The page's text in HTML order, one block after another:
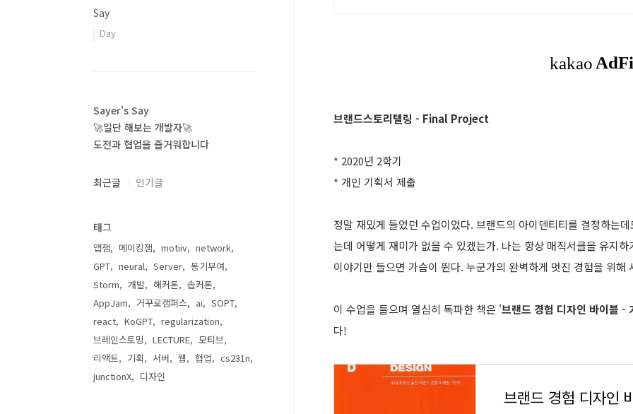
브랜드스토리텔링 - Final Project
* 2020년 2학기
* 개인 기획서 제출
정말 재밌게 들었던 수업이었다. 브랜드의 아이덴티티를 결정하는
는데 어떻게 재미가 없을 수 있겠는가. 나는 항상 매직서클을 유지
이야기만 들으면 가슴이 뛴다. 누군가의 완벽하게 멋진 경험을 위
이 수업을 들으며 열심히 독파한 책은 '브랜드 경험 디자인 바이블 -
다!
브랜드 경험 디자인
Say
Day
Sayer's Say
🚀일단 해보는 개발자🚀
도전과 협업을 즐거워합니다
최근글 인기글
태그
앱잼 메이킹잼 motiiv
network
GPT
neural Server
동기부여
Storm
개발 해커톤
솝커톤
AppJam
거꾸로캠퍼스 ai
SOPT
react
KoGPT
regularization
브레인스토밍
LECTURE
모티브
리액트
기획 서버 웹 협업
cs231n
junctionX
디자인